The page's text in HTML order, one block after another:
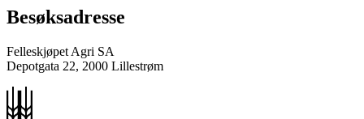
Besøksadresse
Felleskjøpet Agri SA
Depotgata 22, 2000 Lillestrøm